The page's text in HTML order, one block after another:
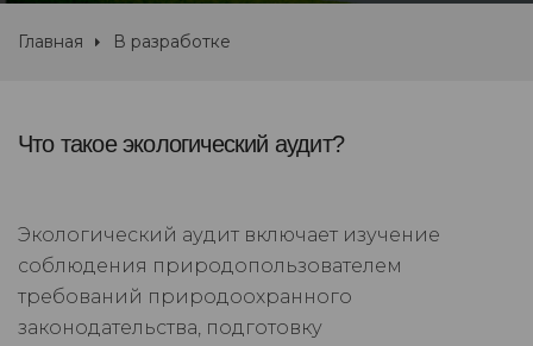
Главная В разработке
Что такое экологический аудит?
Экологический аудит включает изучение
соблюдения природопользователем
требований природоохранного
законодательства, подготовку